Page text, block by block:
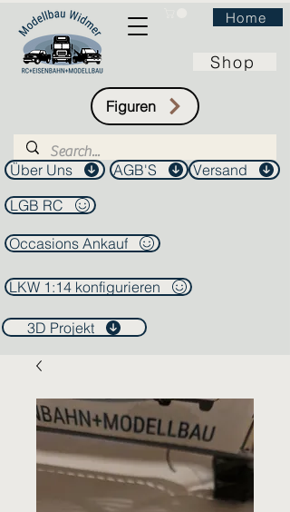
Home
Shop
Figuren
Über Uns AGB'S
Versand
LGB RC
Occasions Ankauf
LKW 1:14 konfigurieren
3D Projekt